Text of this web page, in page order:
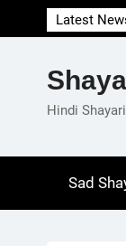
to
Latest
Hindi
Sad